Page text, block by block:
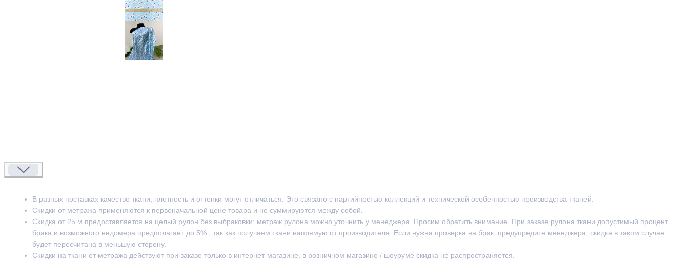
В разных поставках качество ткани, плотность и оттенки могут отличаться. Это связано с партийностью коллекций и технической особенностью производства тканей.
Скидки от метража применяются к первоначальной цене товара и не суммируются между собой.
Скидка от 25 м предоставляется на целый рулон без выбраковки; метраж рулона можно уточнить у менеджера. Просим обратить внимание. При заказе рулона ткани допустимый процент
брака и возможного недомера предполагает до 5% , так как получаем ткани напрямую от производителя. Если нужна проверка на брак, предупредите менеджера, скидка в таком случае
будет пересчитана в меньшую сторону.
Скидки на ткани от метража действуют при заказе только в интернет-магазине, в розничном магазине / шоуруме скидка не распространяется.